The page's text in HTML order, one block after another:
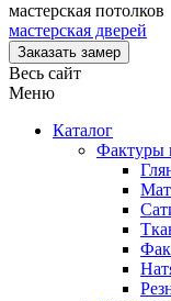
мастерская потолков
мастерская дверей
Заказать замер
Весь сайт
Меню
Каталог
Фактуры